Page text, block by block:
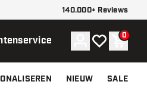
140.000+ Reviews
Account
Mijn 0
NIEUW SALE